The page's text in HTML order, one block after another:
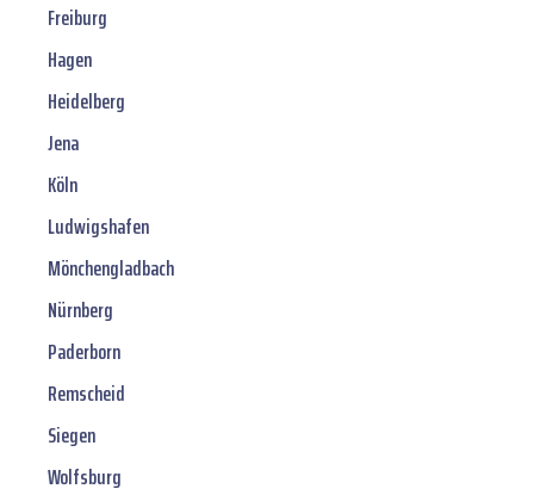
Freiburg
Hagen
Heidelberg
Jena
Köln
Ludwigshafen
Mönchengladbach
Nürnberg
Paderborn
Remscheid
Siegen
Wolfsburg